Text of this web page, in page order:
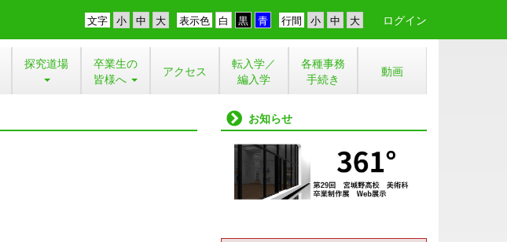
行間
表示色
文字 ログイン
探究道場
卒業生の
皆様へ
アクセス
転入学／
編入学
各種事務
手続き
動画
お知らせ